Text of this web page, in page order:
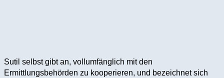
Sutil selbst gibt an, vollumfänglich mit den
Ermittlungsbehörden zu kooperieren, und bezeichnet sich